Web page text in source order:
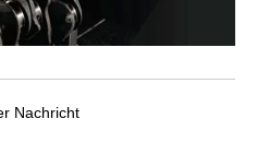
Nachricht